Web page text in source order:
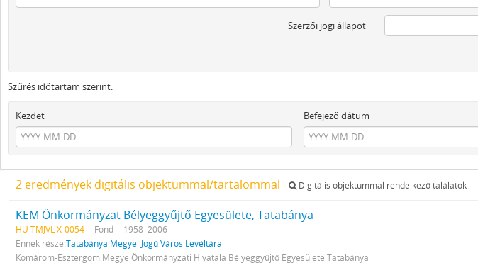
Szerzői jogi állapot
Szűrés időtartam szerint:
Kezdet
Befejező dátum
2 eredmények digitális objektummal/tartalommal Digitális objektummal rendelkező találatok
KEM Önkormányzat Bélyeggyűjtő Egyesülete, Tatabánya
HU TMJVL X-0054 Fond
1958–2006
Ennek része:Tatabánya Megyei Jogú Város Levéltára
Komárom-Esztergom Megye Önkormányzati Hivatala Bélyeggyűjtő Egyesülete Tatabánya